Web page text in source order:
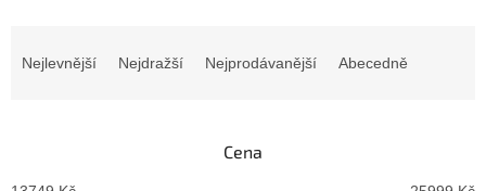
p
Nejlevnější Nejdražší Nejprodávanější Abecedně
Cena